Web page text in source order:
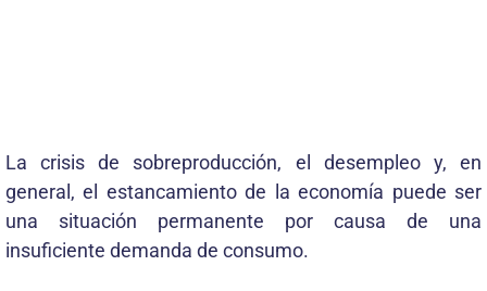
La crisis de sobreproducción, el desempleo y, en
general, el estancamiento de la economía puede ser
una situación permanente por causa de una
insuficiente demanda de consumo.